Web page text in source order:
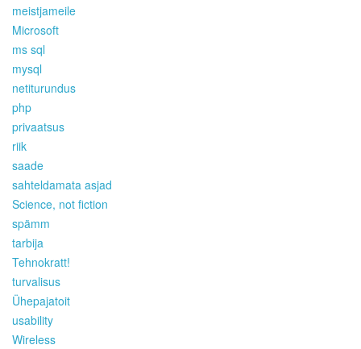
meistjameile
Microsoft
ms sql
mysql
netiturundus
php
privaatsus
riik
saade
sahteldamata asjad
Science, not fiction
spämm
tarbija
Tehnokratt!
turvalisus
Ühepajatoit
usability
Wireless